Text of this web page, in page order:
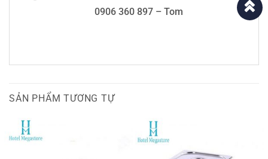
0906 360 897 – Tom
SẢN PHẨM TƯƠNG TỰ